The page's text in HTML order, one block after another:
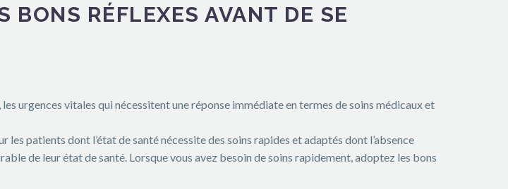
BONS RÉFLEXES AVANT DE SE
urgences vitales qui nécessitent une réponse immédiate en termes de soins médicaux et
patients dont l’état de santé nécessite des soins rapides et adaptés dont l’absence
de leur état de santé. Lorsque vous avez besoin de soins rapidement, adoptez les bons